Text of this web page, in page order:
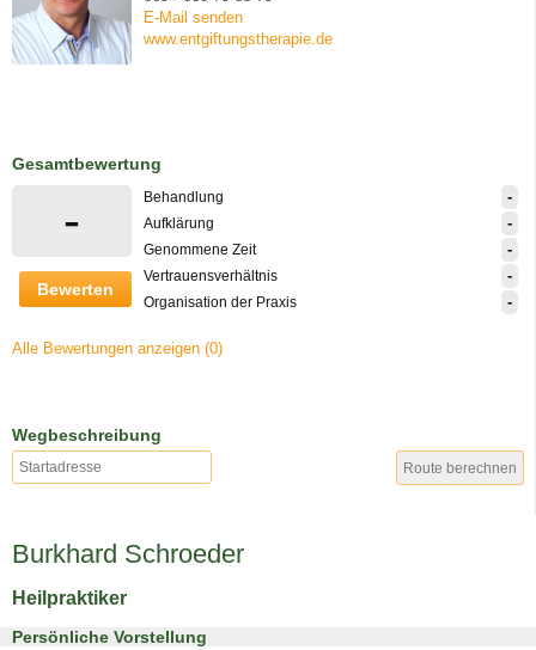
E-Mail senden
www.entgiftungstherapie.de
Gesamtbewertung
-
Bewerten
Behandlung -
Aufklärung -
Genommene Zeit -
Vertrauensverhältnis -
Organisation der Praxis -
Alle Bewertungen anzeigen (0)
Wegbeschreibung
Burkhard Schroeder
Heilpraktiker
Persönliche Vorstellung